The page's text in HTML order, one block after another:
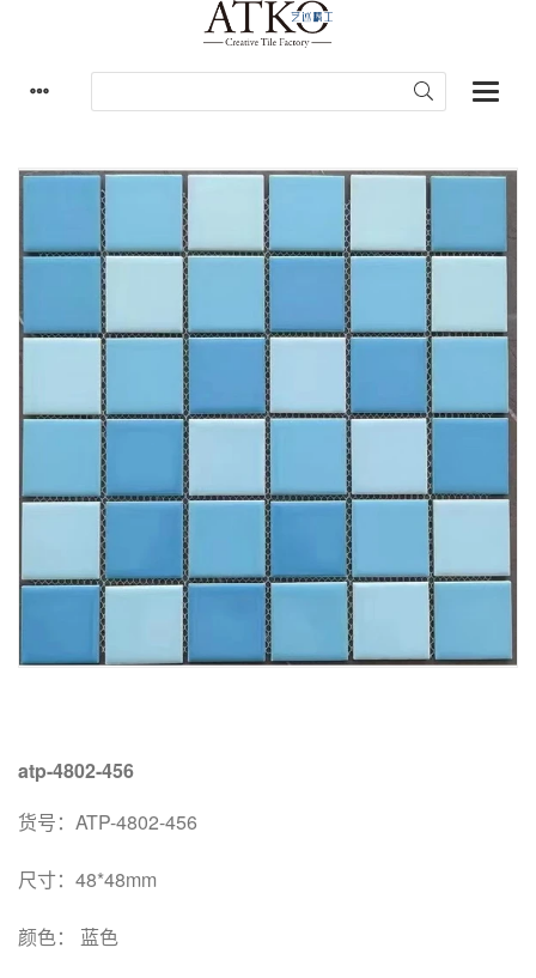
atp-4802-456
货号：ATP-4802-456
尺寸：48*48mm
颜色： 蓝色